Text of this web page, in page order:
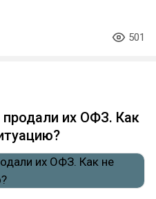
501
их ОФЗ. Как